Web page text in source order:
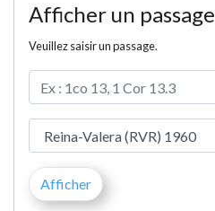
Afficher un passage
Veuillez saisir un passage.